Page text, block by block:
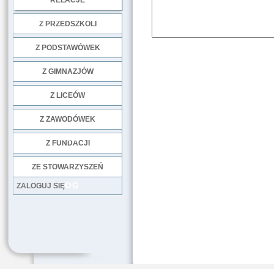
Z PRZEDSZKOLI
Z PODSTAWÓWEK
Z GIMNAZJÓW
Z LICEÓW
Z ZAWODÓWEK
Z FUNDACJI
ZE STOWARZYSZEŃ
LOG
ZALOGUJ SIĘ